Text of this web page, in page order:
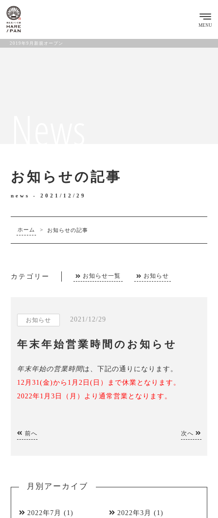
2019年9月新規オープン
MENU
お知らせの記事
news -2021/12/29
ホーム > お知らせの記事
カテゴリー お知らせ一覧 お知らせ
お知らせ 2021/12/29
年末年始営業時間のお知らせ
年末年始の営業時間は、下記の通りになります。
12月31(金)から1月2日(日）まで休業となります。
2022年1月3日（月）より通常営業となります。
前へ 次へ
月別アーカイブ
2022年7月 (1) 2022年3月 (1)